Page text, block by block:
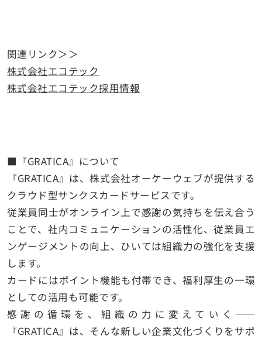
関連リンク＞＞
株式会社エコテック
株式会社エコテック採用情報
■『GRATICA』について
『GRATICA』は、株式会社オーケーウェブが提供する
クラウド型サンクスカードサービスです。
従業員同士がオンライン上で感謝の気持ちを伝え合う
ことで、社内コミュニケーションの活性化、従業員エ
ンゲージメントの向上、ひいては組織力の強化を支援
します。
カードにはポイント機能も付帯でき、福利厚生の一環
としての活用も可能です。
感謝の循環を、組織の力に変えていく——
『GRATICA』は、そんな新しい企業文化づくりをサポ